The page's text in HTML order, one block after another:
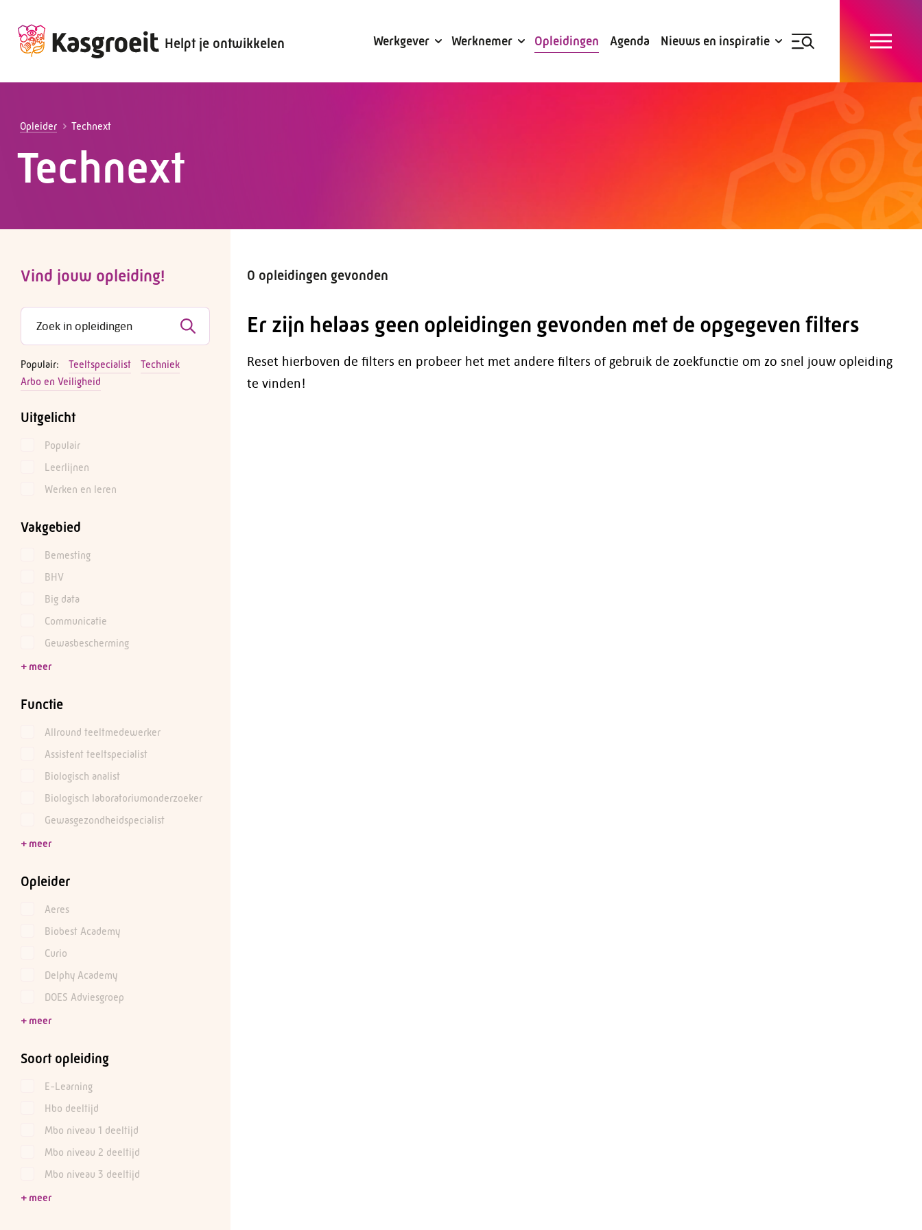
Helpt je ontwikkelen Werkgever
Alles voor de werkgever
Werknemer
Alles voor de werknemer
Opleidingen Agenda Nieuws en inspiratie
Nieuwsbrief
Opleider Technext
Technext
Vind jouw opleiding!
Populair: Teeltspecialist
Techniek
Arbo en Veiligheid
Uitgelicht
Populair
Leerlijnen
Werken en leren
Vakgebied
Bemesting
BHV
Big data
Communicatie
Gewasbescherming
Functie
Allround teeltmedewerker
Assistent teeltspecialist
Biologisch analist
Biologisch laboratoriumonderzoeker
Gewasgezondheidspecialist
Opleider
Aeres
Biobest Academy
Curio
Delphy Academy
DOES Adviesgroep
Soort opleiding
E-Learning
Hbo deeltijd
Mbo niveau 1 deeltijd
Mbo niveau 2 deeltijd
Mbo niveau 3 deeltijd
0 opleidingen gevonden
Er zijn helaas geen opleidingen gevonden met de opgegeven filters
Reset hierboven de filters en probeer het met andere filters of gebruik de zoekfunctie om zo snel jouw opleiding
te vinden!